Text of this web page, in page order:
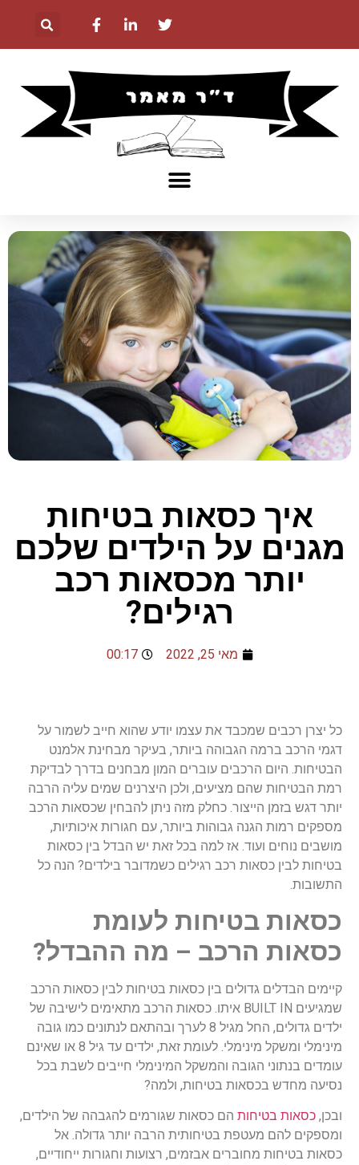
איך כסאות בטיחות
מגנים על הילדים שלכם
יותר מכסאות רכב
רגילים?
מאי 25, 2022 00:17
כל יצרן רכבים שמכבד את עצמו יודע שהוא חייב לשמור על
דגמי הרכב ברמה הגבוהה ביותר, בעיקר מבחינת אלמנט
הבטיחות. היום הרכבים עוברים המון מבחנים בדרך לבדיקת
רמת הבטיחות שהם מציעים, ולכן היצרנים שמים עליה הרבה
יותר דגש בזמן הייצור. כחלק מזה ניתן להבחין שכסאות הרכב
מספקים רמות הגנה גבוהות ביותר, עם חגורות איכותיות,
מושבים נוחים ועוד. אז למה בכל זאת יש הבדל בין כסאות
בטיחות לבין כסאות רכב רגילים כשמדובר בילדים? הנה כל
התשובות.
כסאות בטיחות לעומת
כסאות הרכב – מה ההבדל?
קיימים הבדלים גדולים בין כסאות בטיחות לבין כסאות הרכב
שמגיעים BUILT IN איתו. כסאות הרכב מתאימים לישיבה של
ילדים גדולים, החל מגיל 8 לערך ובהתאם לנתונים כמו גובה
מינימלי ומשקל מינימלי. לעומת זאת, ילדים עד גיל 8 או שאינם
עומדים בנתוני הגובה והמשקל המינימלי חייבים לשבת בכל
נסיעה מחדש בכסאות בטיחות, ולמה?
ובכן, כסאות בטיחות הם כסאות שגורמים להגבהה של הילדים,
ומספקים להם מעטפת בטיחותית הרבה יותר גדולה. אל
כסאות בטיחות מחוברים אבזמים, רצועות וחגורות ייחודיים,